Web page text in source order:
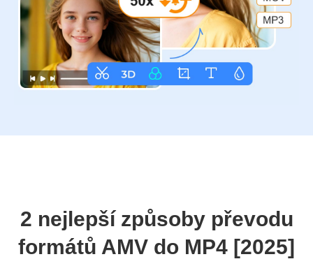
2 nejlepší způsoby převodu
formátů AMV do MP4 [2025]